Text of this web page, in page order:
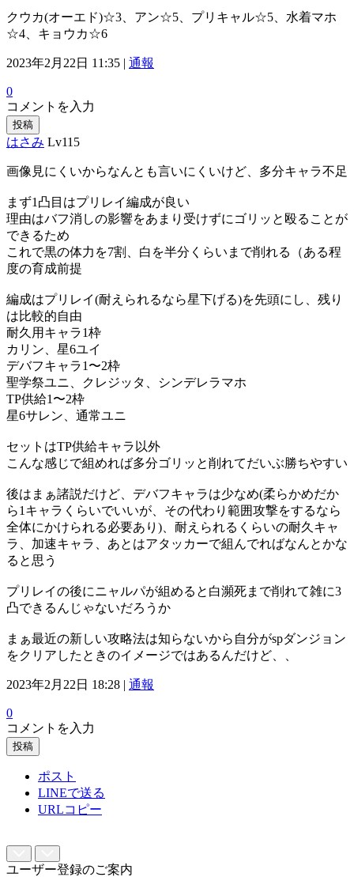
クウカ(オーエド)☆3、アン☆5、プリキャル☆5、水着マホ
☆4、キョウカ☆6
2023年2月22日 11:35 | 通報
0
コメントを入力
投稿
はさみ Lv115
画像見にくいからなんとも言いにくいけど、多分キャラ不足
まず1凸目はプリレイ編成が良い
理由はバフ消しの影響をあまり受けずにゴリッと殴ることが
できるため
これで黒の体力を7割、白を半分くらいまで削れる（ある程
度の育成前提
編成はプリレイ(耐えられるなら星下げる)を先頭にし、残り
は比較的自由
耐久用キャラ1枠
カリン、星6ユイ
デバフキャラ1〜2枠
聖学祭ユニ、クレジッタ、シンデレラマホ
TP供給1〜2枠
星6サレン、通常ユニ
セットはTP供給キャラ以外
こんな感じで組めれば多分ゴリッと削れてだいぶ勝ちやすい
後はまぁ諸説だけど、デバフキャラは少なめ(柔らかめだか
ら1キャラくらいでいいが、その代わり範囲攻撃をするなら
全体にかけられる必要あり)、耐えられるくらいの耐久キャ
ラ、加速キャラ、あとはアタッカーで組んでればなんとかな
ると思う
プリレイの後にニャルパが組めると白瀕死まで削れて雑に3
凸できるんじゃないだろうか
まぁ最近の新しい攻略法は知らないから自分がspダンジョン
をクリアしたときのイメージではあるんだけど、、
2023年2月22日 18:28 | 通報
0
コメントを入力
投稿
ポスト
LINEで送る
URLコピー
ユーザー登録のご案内